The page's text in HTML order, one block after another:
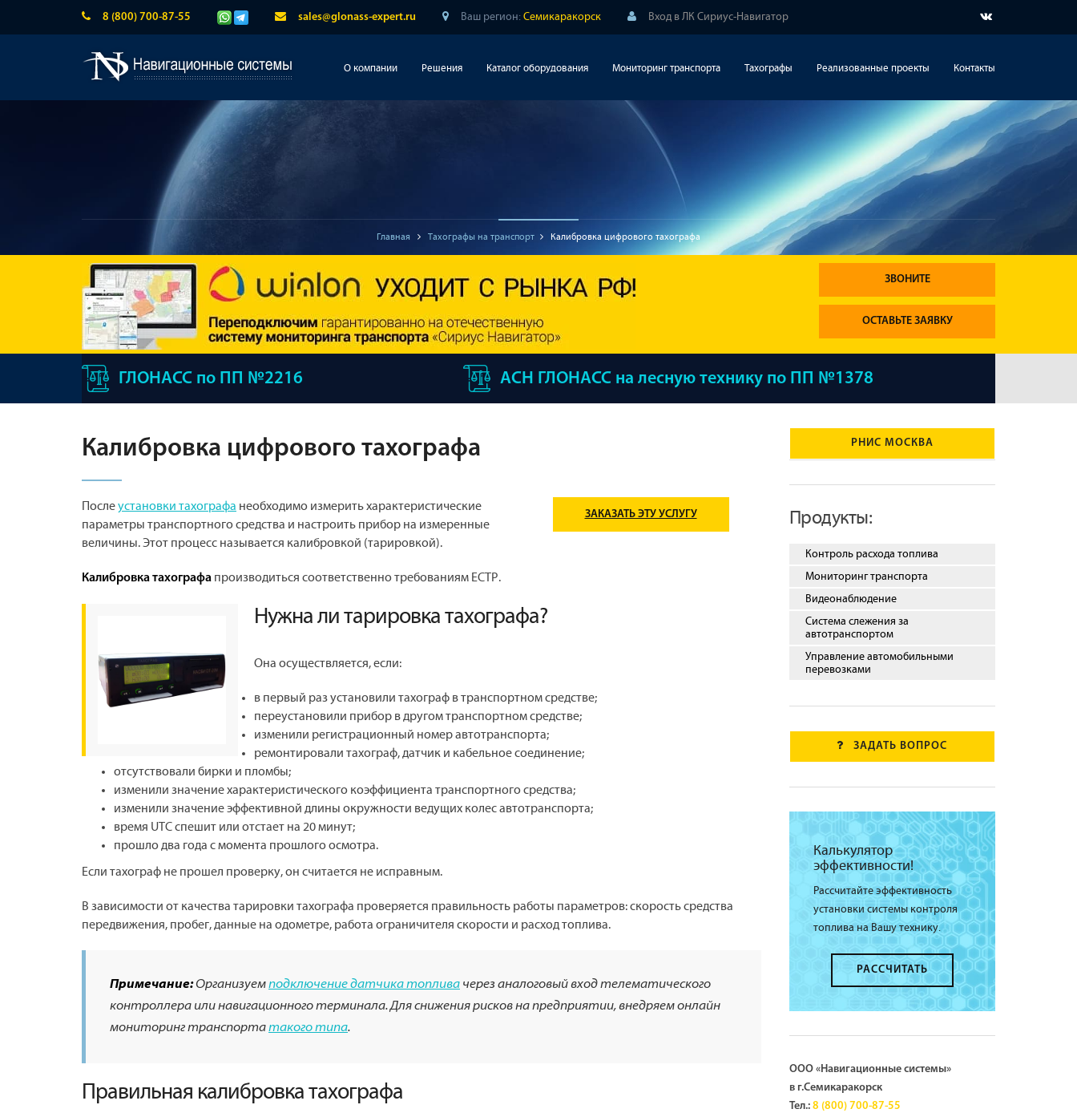
8 (800) 700-87-55 sales@glonass-expert.ru Ваш регион: Семикаракорск Вход в ЛК Сириус-Навигатор
О компании Решения Каталог оборудования Мониторинг транспорта Тахографы Реализованные проекты Контакты
Главная Тахографы на транспорт Калибровка цифрового тахографа
ЗВОНИТЕ
ОСТАВЬТЕ ЗАЯВКУ
ГЛОНАСС по ПП №2216 АСН ГЛОНАСС на лесную технику по ПП №1378
Калибровка цифрового тахографа
ЗАКАЗАТЬ ЭТУ УСЛУГУ
Послеустановки тахографа необходимо измерить характеристические
параметры транспортного средства и настроить прибор на измеренные
величины. Этот процесс называется калибровкой (тарировкой).
Калибровка тахографа производиться соответственно требованиям ЕСТР.
Нужна ли тарировка тахографа?
Она осуществляется, если:
в первый раз установили тахограф в транспортном средстве;
переустановили прибор в другом транспортном средстве;
изменили регистрационный номер автотранспорта;
ремонтировали тахограф, датчик и кабельное соединение;
отсутствовали бирки и пломбы;
изменили значение характеристического коэффициента транспортного средства;
изменили значение эффективной длины окружности ведущих колес автотранспорта;
время UTC спешит или отстает на 20 минут;
прошло два года с момента прошлого осмотра.
Если тахограф не прошел проверку, он считается не исправным.
В зависимости от качества тарировки тахографа проверяется правильность работы параметров: скорость средства
передвижения, пробег, данные на одометре, работа ограничителя скорости и расход топлива.
Примечание:Организуемподключение датчика топлива через аналоговый вход телематического
контроллера или навигационного терминала. Для снижения рисков на предприятии, внедряем онлайн
мониторинг транспортатакого типа.
Правильная калибровка тахографа
РНИС МОСКВА
Продукты:
Контроль расхода топлива
Мониторинг транспорта
Видеонаблюдение
Система слежения за
автотранспортом
Управление автомобильными
перевозками
ЗАДАТЬ ВОПРОС
Калькулятор
эффективности!
Рассчитайте эффективность
установки системы контроля
топлива на Вашу технику.
РАССЧИТАТЬ
ООО «Навигационные системы»
в г.Семикаракорск
Тел.: 8 (800) 700-87-55